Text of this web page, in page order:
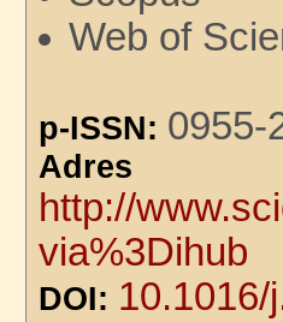
Web of
p-ISSN: 0955-
http://
via%3Dihub
DOI: